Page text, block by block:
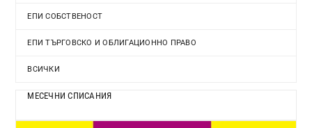
ЕПИ СОБСТВЕНОСТ
ЕПИ ТЪРГОВСКО И ОБЛИГАЦИОННО ПРАВО
ВСИЧКИ
МЕСЕЧНИ СПИСАНИЯ